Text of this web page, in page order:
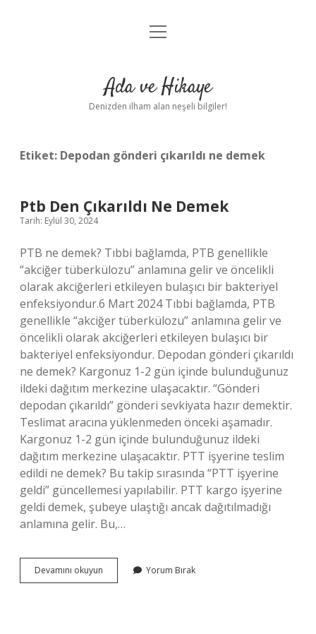
Anasayfa
Yasal Uyarı
menüyü
Ada ve Hikaye
Denizden ilham alan neşeli bilgiler!
Etiket: Depodan gönderi çıkarıldı ne demek
Ptb Den Çıkarıldı Ne Demek
Tarih: Eylül 30, 2024
PTB ne demek? Tıbbi bağlamda, PTB genellikle
“akciğer tüberkülozu” anlamına gelir ve öncelikli
olarak akciğerleri etkileyen bulaşıcı bir bakteriyel
enfeksiyondur.6 Mart 2024 Tıbbi bağlamda, PTB
genellikle “akciğer tüberkülozu” anlamına gelir ve
öncelikli olarak akciğerleri etkileyen bulaşıcı bir
bakteriyel enfeksiyondur. Depodan gönderi çıkarıldı
ne demek? Kargonuz 1-2 gün içinde bulunduğunuz
ildeki dağıtım merkezine ulaşacaktır. “Gönderi
depodan çıkarıldı” gönderi sevkiyata hazır demektir.
Teslimat aracına yüklenmeden önceki aşamadır.
Kargonuz 1-2 gün içinde bulunduğunuz ildeki
dağıtım merkezine ulaşacaktır. PTT işyerine teslim
edildi ne demek? Bu takip sırasında “PTT işyerine
geldi” güncellemesi yapılabilir. PTT kargo işyerine
geldi demek, şubeye ulaştığı ancak dağıtılmadığı
anlamına gelir. Bu,…
Devamını okuyun
Den
Yorum Bırak